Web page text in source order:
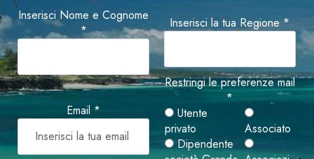
Inserisci Nome e Cognome
*
Inserisci la tua Regione *
Email *
Restringi le preferenze mail
*
Utente
privato
Associato
Dipendente